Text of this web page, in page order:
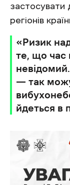
застосувати
регіонів
«Ризик
те, що час
— так
йдеться в